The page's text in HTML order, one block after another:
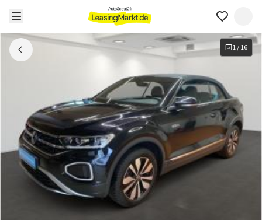
1/16